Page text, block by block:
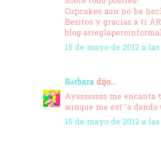
Cupcakes aun no he
Besitos y gracias a ti
15 de mayo de 2012 a las
Bárbaradijo...
Ayssssssss me
aunque me est´´a
15 de mayo de 2012 a las